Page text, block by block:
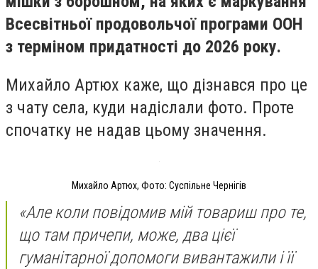
Всесвітньої продовольчої програми ООН
з терміном придатності до 2026 року.
Михайло Артюх каже, що дізнався про це
з чату села, куди надіслали фото. Проте
спочатку не надав цьому значення.
Михайло Артюх, Фото: Суспільне Чернігів
«Але коли повідомив мій товариш про те,
що там причепи, може, два цієї
гуманітарної допомоги вивантажили і її